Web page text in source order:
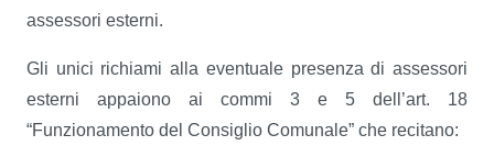
assessori esterni.
Gli unici richiami alla eventuale presenza di assessori
esterni appaiono ai commi 3 e 5 dell’art. 18
“Funzionamento del Consiglio Comunale” che recitano: